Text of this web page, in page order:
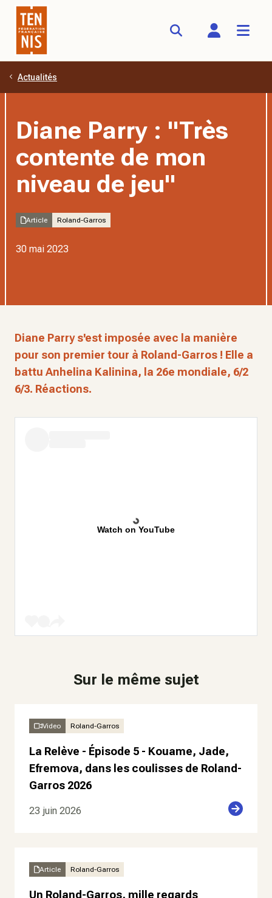
Aller au contenu principal
Actualités
Diane Parry : "Très
contente de mon
niveau de jeu"
Article Roland-Garros
30 mai 2023
Diane Parry s'est imposée avec la manière
pour son premier tour à Roland-Garros ! Elle a
battu Anhelina Kalinina, la 26e mondiale, 6/2
6/3. Réactions.
Watch on YouTube
Sur le même sujet
Video Roland-Garros
La Relève - Épisode 5 - Kouame, Jade,
Efremova, dans les coulisses de Roland-
Garros 2026
23 juin 2026
Article Roland-Garros
Un Roland-Garros, mille regards